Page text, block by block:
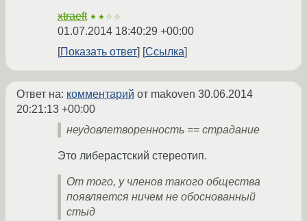
xtraeft ★★☆☆
01.07.2014 18:40:29 +00:00
Показать ответ
Ссылка
Ответ на: комментарий от makoven 30.06.2014
20:21:13 +00:00
неудовлетворенность == страдание
Это либерастский стереотип.
От того, у членов такого общества
появляется ничем не обоснованный
стыд